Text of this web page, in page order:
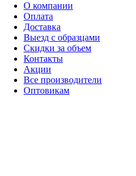
О компании
Оплата
Доставка
Выезд с образцами
Скидки за объем
Контакты
Акции
Все производители
Оптовикам